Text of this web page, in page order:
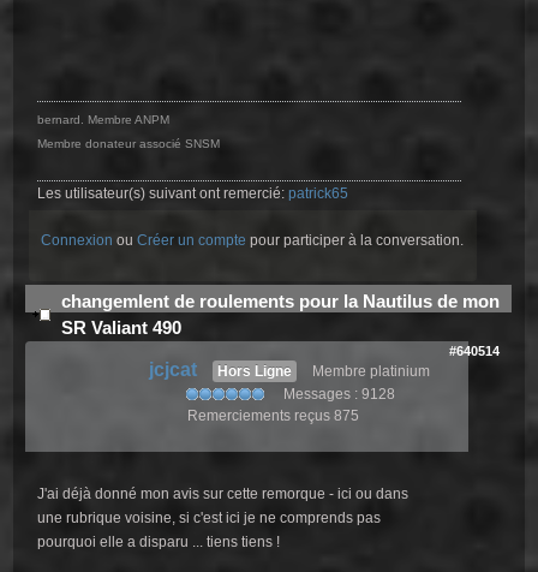
bernard. Membre ANPM
Membre donateur associé SNSM
Les utilisateur(s) suivant ont remercié:patrick65
Connexion ouCréer un compte pour participer à la conversation.
changemlent de roulements pour la Nautilus de mon
SR Valiant 490
#640514
jcjcat Hors Ligne
Membre platinium
Messages : 9128
Remerciements reçus 875
J'ai déjà donné mon avis sur cette remorque - ici ou dans
une rubrique voisine, si c'est ici je ne comprends pas
pourquoi elle a disparu ... tiens tiens !